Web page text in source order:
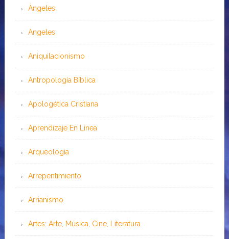
Ángeles
Angeles
Aniquilacionismo
Antropología Bíblica
Apologética Cristiana
Aprendizaje En Línea
Arqueología
Arrepentimiento
Arrianismo
Artes: Arte, Música, Cine, Literatura